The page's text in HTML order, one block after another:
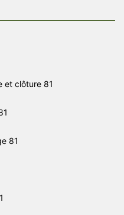
et clôture 81
81